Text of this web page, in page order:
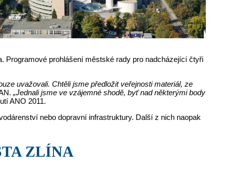
Programové prohlášení městské rady pro nadcházející čtyři
uvažovali. Chtěli jsme předložit veřejnosti materiál, ze
„Jednali jsme ve vzájemné shodě, byť nad některými body
ANO 2011.
nebo dopravní infrastruktury. Další z nich naopak
ZLÍNA